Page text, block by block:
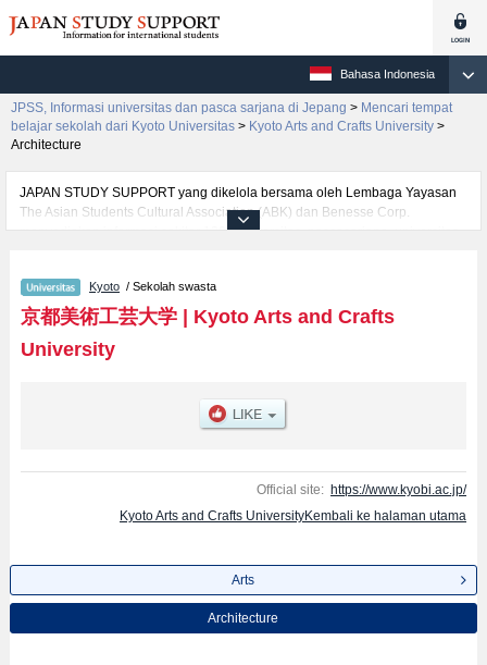
Bahasa Indonesia
JPSS, Informasi universitas dan pasca sarjana di Jepang > Mencari tempat
belajar sekolah dari Kyoto Universitas > Kyoto Arts and Crafts University >
Architecture
JAPAN STUDY SUPPORT yang dikelola bersama oleh Lembaga Yayasan
The Asian Students Cultural Association (ABK) dan Benesse Corp.
menyediakan informasi sekitar 1300 universitas, pascasarjana, universitas
mencakup informasi per fakultas seperti Fakultas ArtsatauFakultas
Architecture, serta berbagai informasi yang berguna bagi mahasiswa(i)
mancanegara seperti kuota untuk jumlah pendaftar dan jumlah kelulusan
ujian masuk mahasiswa(i) mancanegara, informasi mengenai ujian masuk,
Kyoto / Sekolah swasta
京都美術工芸大学| Kyoto Arts and Crafts
University
Official site: https://www.kyobi.ac.jp/
Kyoto Arts and Crafts UniversityKembali ke halaman utama
Arts
Architecture